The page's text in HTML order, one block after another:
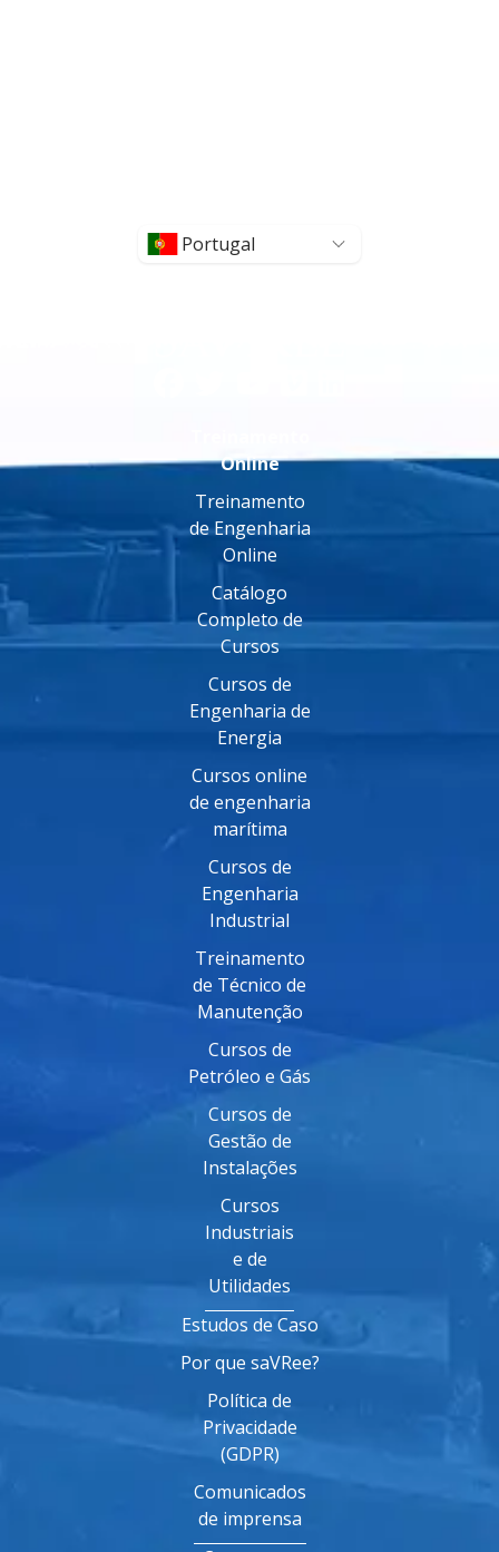
Portugal
Online
Treinamento
de Engenharia
Online
Catálogo
Completo de
Cursos
Cursos de
Engenharia de
Energia
Cursos online
de engenharia
marítima
Cursos de
Engenharia
Industrial
Treinamento
de Técnico de
Manutenção
Cursos de
Petróleo e Gás
Cursos de
Gestão de
Instalações
Cursos
Industriais
e de
Utilidades
Estudos de Caso
Por que saVRee?
Política de
Privacidade
(GDPR)
Comunicados
de imprensa